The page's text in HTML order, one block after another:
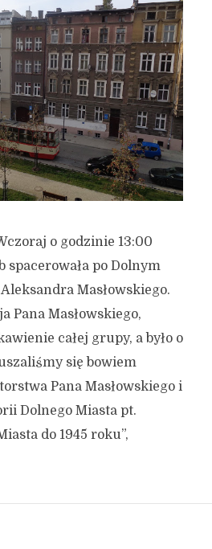
o godzinie 13:00
spacerowała po Dolnym
Masłowskiego.
Pana Masłowskiego,
całej grupy, a było o
się bowiem
Pana Masłowskiego i
Dolnego Miasta pt.
do 1945 roku”,